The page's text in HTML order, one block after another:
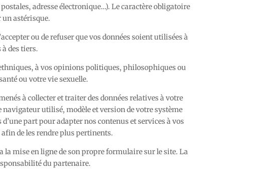
adresse électronique…). Le caractère obligatoire
un astérisque.
ou de refuser que vos données soient utilisées à
des tiers.
à vos opinions politiques, philosophiques ou
ou votre vie sexuelle.
à collecter et traiter des données relatives à votre
utilisé, modèle et version de votre système
part pour adapter nos contenus et services à vos
de les rendre plus pertinents.
la mise en ligne de son propre formulaire sur le site. La
du partenaire.